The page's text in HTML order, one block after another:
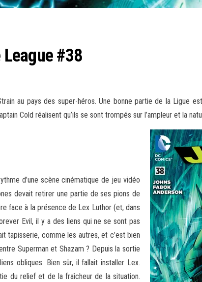
#38
au pays des super-héros. Une bonne partie de la Ligue
Cold réalisent qu’ils se sont trompés sur l’ampleur et la
d’une scène cinématique de jeu vidéo
devait retirer une partie de ses pions de
face à la présence de Lex Luthor (et, dans
Evil, il y a des liens qui ne se sont pas
tapisserie, comme les autres, et c’est bien
Superman et Shazam ? Depuis la sortie
obliques. Bien sûr, il fallait installer Lex.
du relief et de la fraîcheur de la situation.